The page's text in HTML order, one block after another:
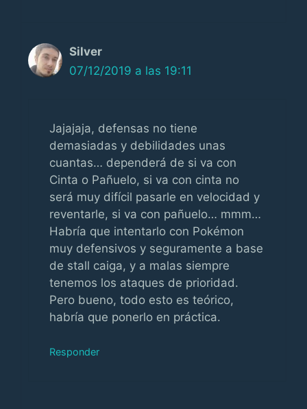
Silver
07/12/2019 a las 19:11
Jajajaja, defensas no tiene
demasiadas y debilidades unas
cuantas… dependerá de si va con
Cinta o Pañuelo, si va con cinta no
será muy difícil pasarle en velocidad y
reventarle, si va con pañuelo… mmm…
Habría que intentarlo con Pokémon
muy defensivos y seguramente a base
de stall caiga, y a malas siempre
tenemos los ataques de prioridad.
Pero bueno, todo esto es teórico,
habría que ponerlo en práctica.
Responder